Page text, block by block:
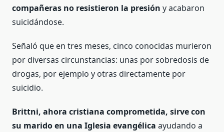
compañeras no resistieron la presión y acabaron
suicidándose.
Señaló que en tres meses, cinco conocidas murieron
por diversas circunstancias: unas por sobredosis de
drogas, por ejemplo y otras directamente por
suicidio.
Brittni, ahora cristiana comprometida, sirve con
su marido en una Iglesia evangélica ayudando a